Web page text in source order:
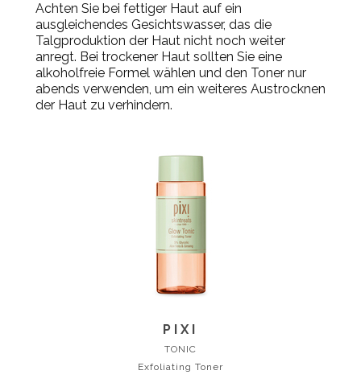
Achten Sie bei fettiger Haut auf ein
ausgleichendes Gesichtswasser, das die
Talgproduktion der Haut nicht noch weiter
anregt. Bei trockener Haut sollten Sie eine
alkoholfreie Formel wählen und den Toner nur
abends verwenden, um ein weiteres Austrocknen
der Haut zu verhindern.
PIXI
TONIC
Exfoliating Toner